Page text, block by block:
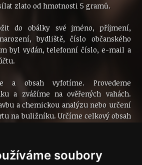
soubory
zlato od hmotnosti 5 gramů.
do obálky své jméno, příjmení,
bydliště, číslo občanského
byl vydán, telefonní číslo, e-mail a
a obsah vyfotíme. Provedeme
a zvážíme na ověřených vahách.
a chemickou analýzu nebo určení
na buližníku. Určíme celkový obsah
Tavba je nevratný proces.
abychom Vám potvrdili cenu, která je
na webových stránkách